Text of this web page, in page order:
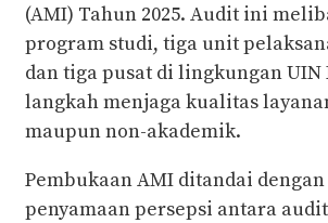
(AMI) Tahun 2025. Audit ini
program studi, tiga unit
dan tiga pusat di lingkungan UIN
langkah menjaga kualitas
maupun non-akademik.
Pembukaan AMI ditandai
penyamaan persepsi antara